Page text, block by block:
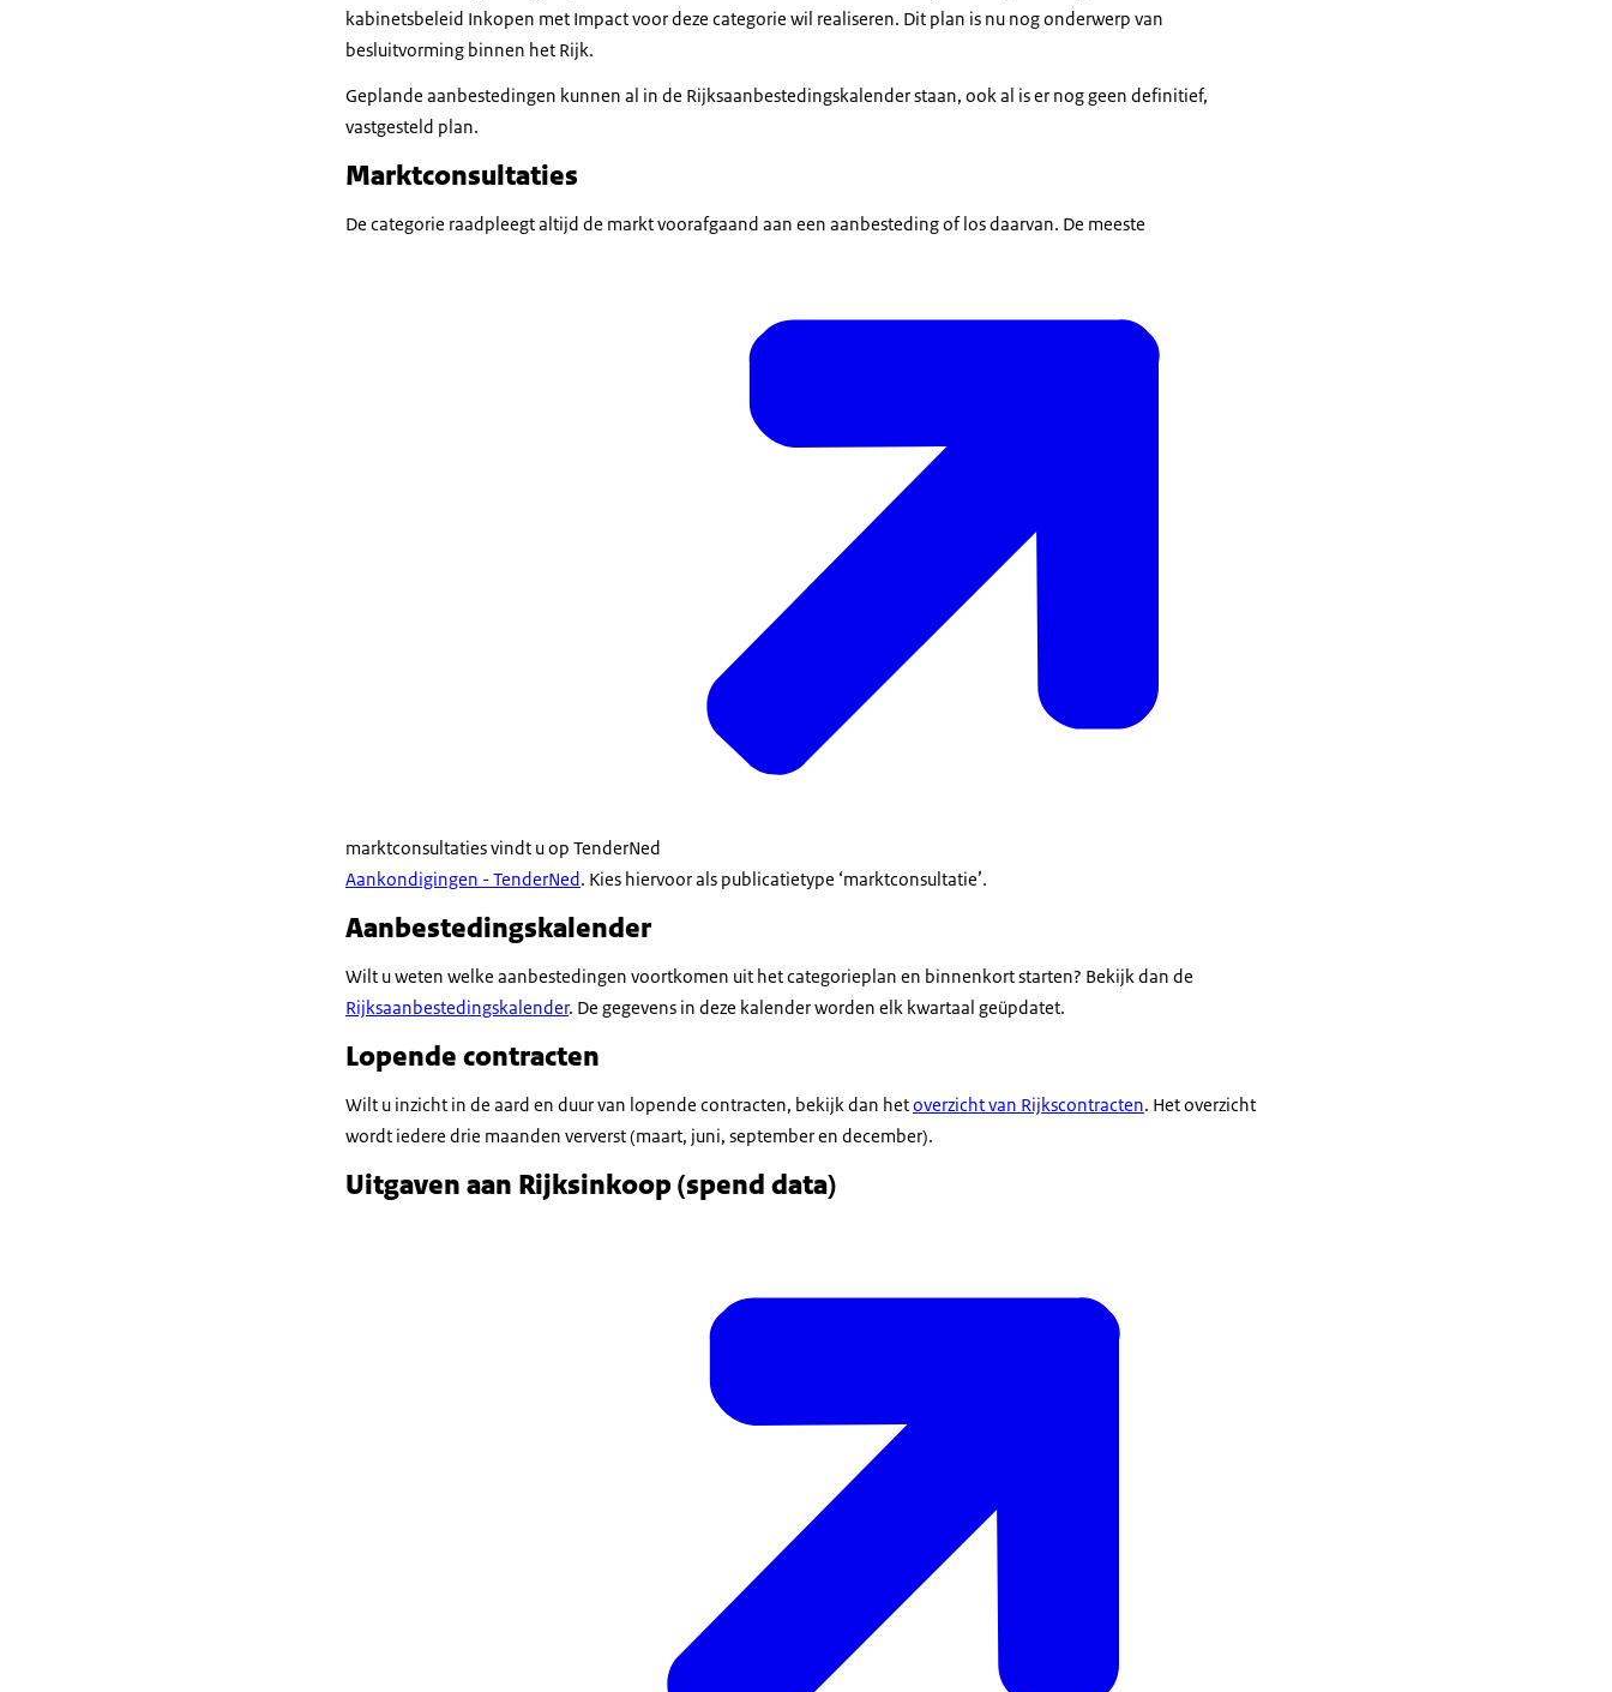
kabinetsbeleid Inkopen met Impact voor deze categorie wil realiseren. Dit plan is nu nog onderwerp van
besluitvorming binnen het Rijk.
Geplande aanbestedingen kunnen al in de Rijksaanbestedingskalender staan, ook al is er nog geen definitief,
vastgesteld plan.
Marktconsultaties
De categorie raadpleegt altijd de markt voorafgaand aan een aanbesteding of los daarvan. De meeste
marktconsultaties vindt u op TenderNed
Aankondigingen - TenderNed. Kies hiervoor als publicatietype ‘marktconsultatie’.
Aanbestedingskalender
Wilt u weten welke aanbestedingen voortkomen uit het categorieplan en binnenkort starten? Bekijk dan de
Rijksaanbestedingskalender. De gegevens in deze kalender worden elk kwartaal geüpdatet.
Lopende contracten
Wilt u inzicht in de aard en duur van lopende contracten, bekijk dan hetoverzicht van Rijkscontracten. Het overzicht
wordt iedere drie maanden ververst (maart, juni, september en december).
Uitgaven aan Rijksinkoop (spend data)